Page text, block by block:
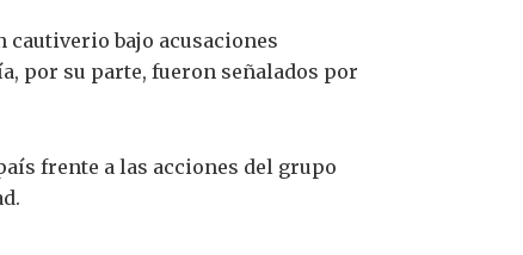
bajo acusaciones
por su parte, fueron señalados por
frente a las acciones del grupo